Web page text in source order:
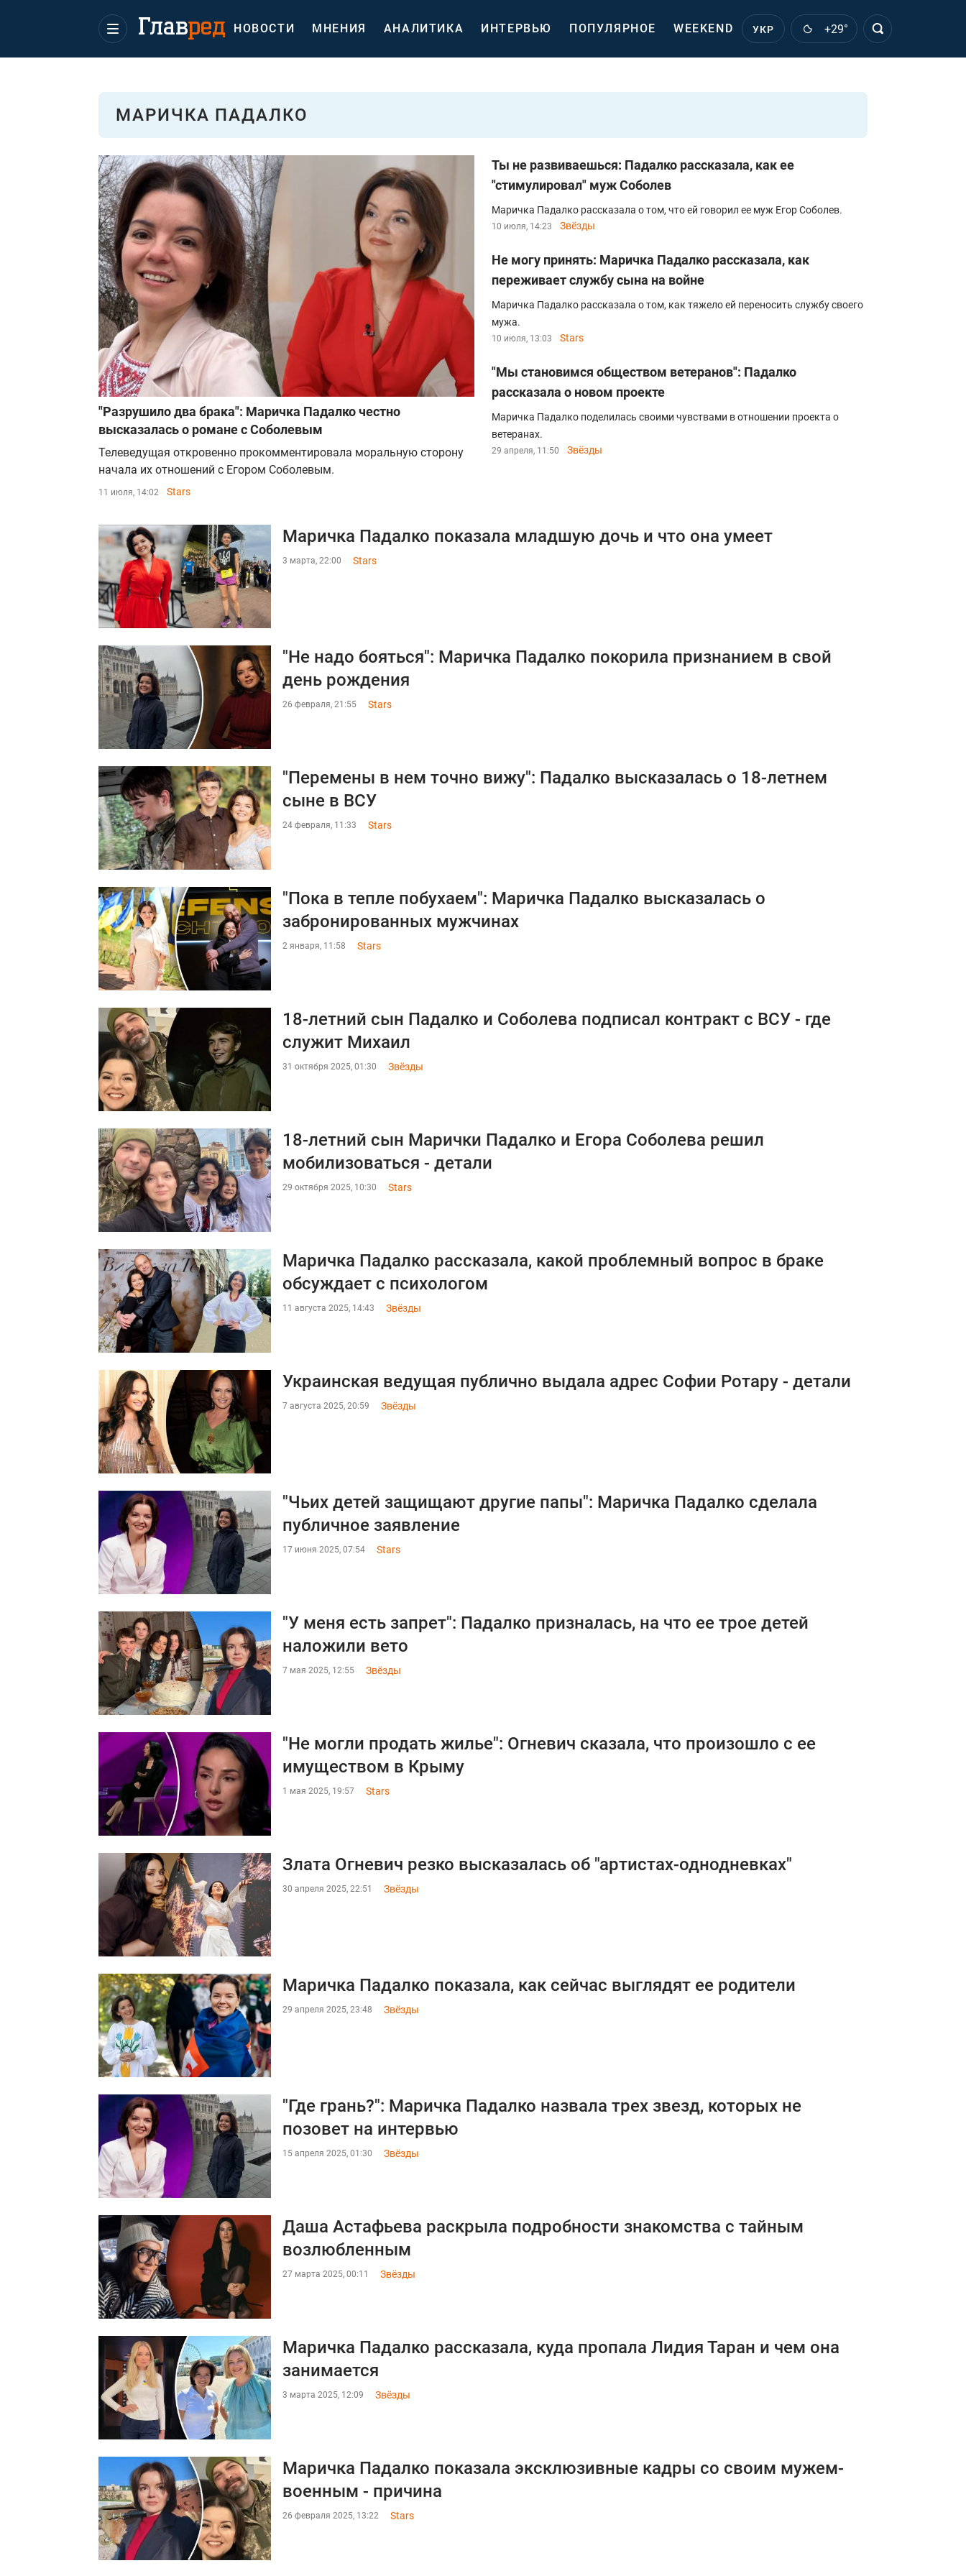
НОВОСТИ МНЕНИЯ АНАЛИТИКА ИНТЕРВЬЮ ПОПУЛЯРНОЕ WEEKEND УКР +29°
МАРИЧКА ПАДАЛКО
"Разрушило два брака": Маричка Падалко честно
высказалась о романе с Соболевым
Телеведущая откровенно прокомментировала моральную сторону
начала их отношений с Егором Соболевым.
11 июля, 14:02 Stars
Ты не развиваешься: Падалко рассказала, как ее
"стимулировал" муж Соболев
Маричка Падалко рассказала о том, что ей говорил ее муж Егор Соболев.
10 июля, 14:23 Звёзды
Не могу принять: Маричка Падалко рассказала, как
переживает службу сына на войне
Маричка Падалко рассказала о том, как тяжело ей переносить службу своего
мужа.
10 июля, 13:03 Stars
"Мы становимся обществом ветеранов": Падалко
рассказала о новом проекте
Маричка Падалко поделилась своими чувствами в отношении проекта о
ветеранах.
29 апреля, 11:50 Звёзды
Маричка Падалко показала младшую дочь и что она умеет
3 марта, 22:00 Stars
"Не надо бояться": Маричка Падалко покорила признанием в свой
день рождения
26 февраля, 21:55 Stars
"Перемены в нем точно вижу": Падалко высказалась о 18-летнем
сыне в ВСУ
24 февраля, 11:33 Stars
"Пока в тепле побухаем": Маричка Падалко высказалась о
забронированных мужчинах
2 января, 11:58 Stars
18-летний сын Падалко и Соболева подписал контракт с ВСУ - где
служит Михаил
31 октября 2025, 01:30 Звёзды
18-летний сын Марички Падалко и Егора Соболева решил
мобилизоваться - детали
29 октября 2025, 10:30 Stars
Маричка Падалко рассказала, какой проблемный вопрос в браке
обсуждает с психологом
11 августа 2025, 14:43 Звёзды
Украинская ведущая публично выдала адрес Софии Ротару - детали
7 августа 2025, 20:59 Звёзды
"Чьих детей защищают другие папы": Маричка Падалко сделала
публичное заявление
17 июня 2025, 07:54 Stars
"У меня есть запрет": Падалко призналась, на что ее трое детей
наложили вето
7 мая 2025, 12:55 Звёзды
"Не могли продать жилье": Огневич сказала, что произошло с ее
имуществом в Крыму
1 мая 2025, 19:57 Stars
Злата Огневич резко высказалась об "артистах-однодневках"
30 апреля 2025, 22:51 Звёзды
Маричка Падалко показала, как сейчас выглядят ее родители
29 апреля 2025, 23:48 Звёзды
"Где грань?": Маричка Падалко назвала трех звезд, которых не
позовет на интервью
15 апреля 2025, 01:30 Звёзды
Даша Астафьева раскрыла подробности знакомства с тайным
возлюбленным
27 марта 2025, 00:11 Звёзды
Маричка Падалко рассказала, куда пропала Лидия Таран и чем она
занимается
3 марта 2025, 12:09 Звёзды
Маричка Падалко показала эксклюзивные кадры со своим мужем-
военным - причина
26 февраля 2025, 13:22 Stars